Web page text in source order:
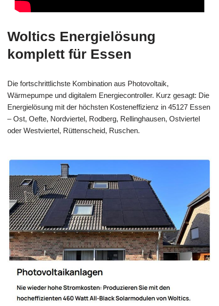
Woltics Energielösung
komplett für Essen
Die fortschrittlichste Kombination aus Photovoltaik,
Wärmepumpe und digitalem Energiecontroller. Kurz gesagt: Die
Energielösung mit der höchsten Kosteneffizienz in 45127 Essen
– Ost, Oefte, Nordviertel, Rodberg, Rellinghausen, Ostviertel
oder Westviertel, Rüttenscheid, Ruschen.